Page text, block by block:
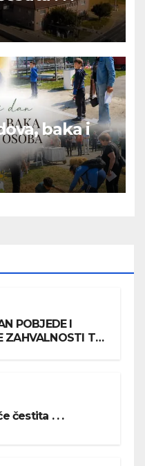
baka i
POBJEDE I
ZAHVALNOSTI TE
čestita . . .